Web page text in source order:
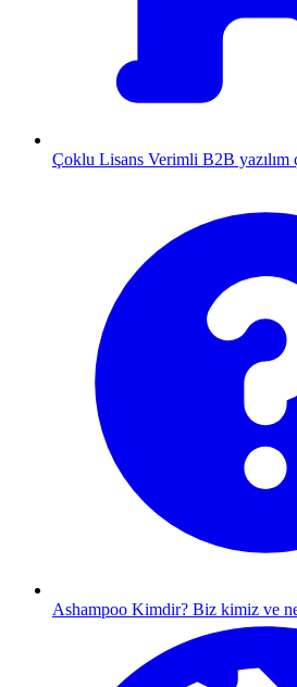
Çoklu Lisans Verimli B2B yazılım
Ashampoo Kimdir? Biz kimiz ve